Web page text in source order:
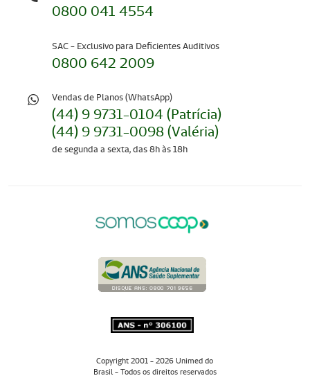
0800 041 4554
SAC - Exclusivo para Deficientes Auditivos
0800 642 2009
Vendas de Planos (WhatsApp)
(44) 9 9731-0104 (Patrícia)
(44) 9 9731-0098 (Valéria)
de segunda a sexta, das 8h às 18h
Copyright 2001 - 2026 Unimed do
Brasil - Todos os direitos reservados